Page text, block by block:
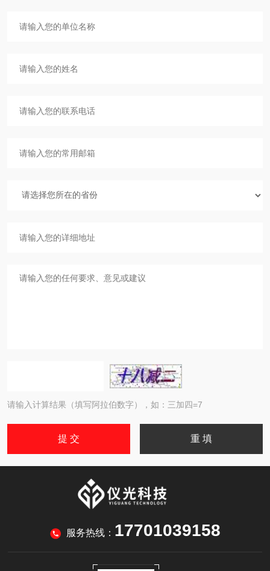
请输入计算结果（填写阿拉伯数字），如：三加四=7
服务热线： 17701039158